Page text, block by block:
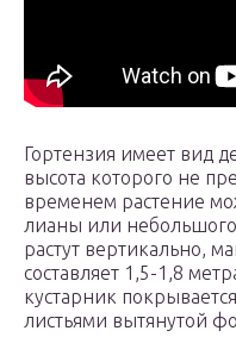
Гортензия имеет вид
высота которого не
временем растение
лианы или
растут вертикально,
составляет 1,5-1,8
кустарник
листьями вытянутой